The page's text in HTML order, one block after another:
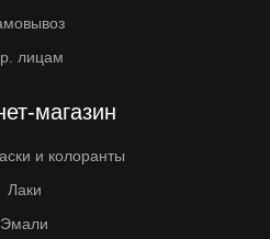
лицам
магазин
и колоранты
Лаки
Эмали